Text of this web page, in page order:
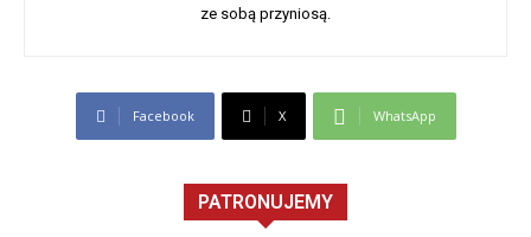
ze sobą przyniosą.
Facebook X WhatsApp
PATRONUJEMY